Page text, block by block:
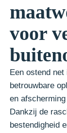
voor
Een ostend net
betrouwbare
en
Dankzij de
bestendigheid